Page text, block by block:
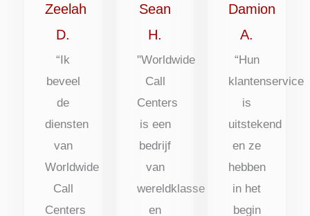
uit
Zeelah
D.
“Ik
beveel
de
diensten
van
Worldwide
Call
Centers
uit
Sean
H.
"Worldwide
Call
Centers
is een
bedrijf
van
wereldklasse
en
uit
Damion
A.
“Hun
klantenservice
is
uitstekend
en ze
hebben
in het
begin